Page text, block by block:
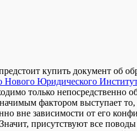
купить документ об
Нового Юридического
только непосредственно
фактором выступает
вне зависимости от его
присутствуют все поводы